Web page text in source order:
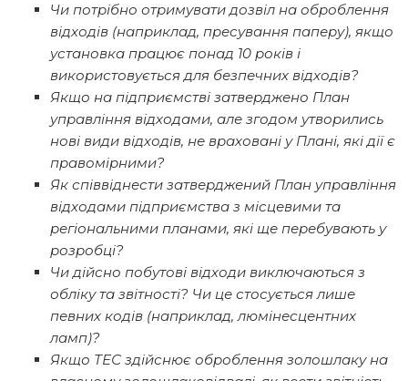
Чи потрібно отримувати дозвіл на оброблення
відходів (наприклад, пресування паперу), якщо
установка працює понад 10 років і
використовується для безпечних відходів?
Якщо на підприємстві затверджено План
управління відходами, але згодом утворились
нові види відходів, не враховані у Плані, які дії є
правомірними?
Як співвіднести затверджений План управління
відходами підприємства з місцевими та
регіональними планами, які ще перебувають у
розробці?
Чи дійсно побутові відходи виключаються з
обліку та звітності? Чи це стосується лише
певних кодів (наприклад, люмінесцентних
ламп)?
Якщо ТЕС здійснює оброблення золошлаку на